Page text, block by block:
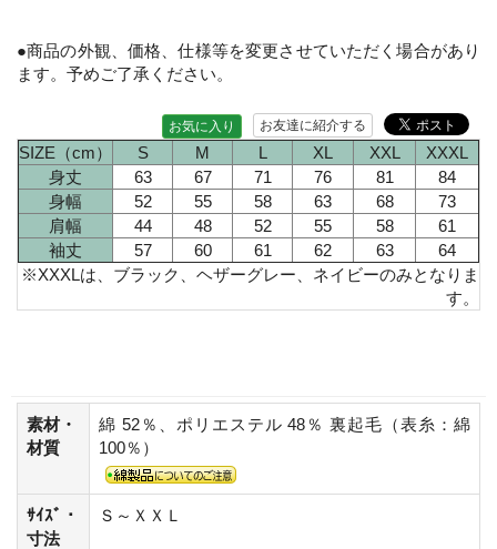
●商品の外観、価格、仕様等を変更させていただく場合があり
ます。予めご了承ください。
お友達に紹介する
お気に入り
SIZE（cm） S M L XL XXL
XXXL
身丈
63 67 71 76 81
84
身幅
52 55 58 63 68
73
肩幅
44 48 52 55 58
61
袖丈
57 60 61 62 63
64
※XXXLは、ブラック、ヘザーグレー、ネイビーのみとなりま
す。
素材・
材質
綿 52％、ポリエステル 48％ 裏起毛（表糸：綿
100％）
ｻｲｽﾞ・
寸法
Ｓ～ＸＸＬ